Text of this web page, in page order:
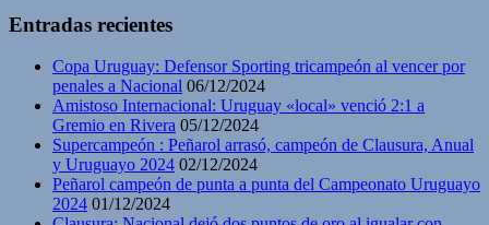
Entradas recientes
Copa Uruguay: Defensor Sporting tricampeón al vencer por
penales a Nacional 06/12/2024
Amistoso Internacional: Uruguay «local» venció 2:1 a
Gremio en Rivera 05/12/2024
Supercampeón : Peñarol arrasó, campeón de Clausura, Anual
y Uruguayo 2024 02/12/2024
Peñarol campeón de punta a punta del Campeonato Uruguayo
2024 01/12/2024